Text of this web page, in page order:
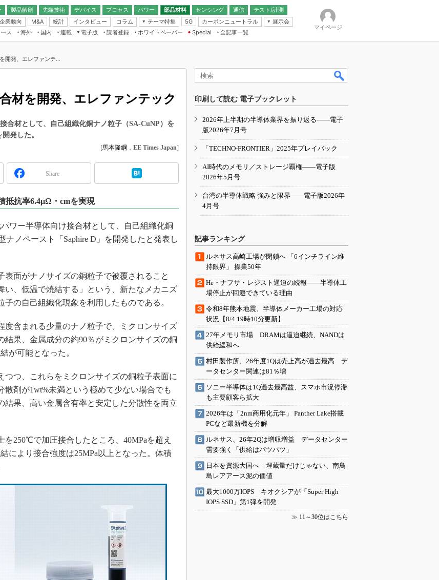
製品解剖
先端技術
デバイス
プロセス パワー 部品材料 センシング
通信
無線
テスト/計測
企業動向 M&A 統計 インタビュー コラム
テーマ特集
フィジカルAI
読者調査（EE Times Research）
電源設計（EDN Japan）
エレクトロニクス入門（EDN
5G カーボンニュートラル
展示会
IoT・エッジコンピューティング
EXPO
TECHNO-FRONTIER
人とくるま展
ス 海外 国内
連載
通信
プ
組み込みプレイバ
ニアの社会人大
Behind the
日本を救うのか
来展望」
いエンジニア」の
電子版
レット
読者登録 ホワイトペーパー
Special
全記事一覧
マイページ
開発、エレファンテ...
材を開発、エレファンテック
合材として、自己組織化銅ナノ粒子（SA-CuNP）を
発した。
[馬本隆綱 ， EE Times Japan]
Share
抵抗率6.4μΩ・cmを実現
ワー半導体向け接合材として、自己組織化銅
ノペースト「Saphire D」を開発したと発表し
面がナノサイズの銅粒子で被覆されること
い、低温で焼結する」という、新たなメカニズ
の自己組織化現象を利用したものである。
含まれる少量のナノ粒子で、ミクロンサイズ
果、金属成分の約90％がミクロンサイズの銅
が可能となった。
つ、これらをミクロンサイズの銅粒子表面に
剤が1wt%未満という極めて少ない場合でも
果、高い金属含有率と安定した分散性を両立
250℃で加圧接合したところ、40MPaを超え
により接合強度は25MPa以上となった。体積
印刷して読む 電子ブックレット
2026年上半期の半導体業界を振り返る――電子
版2026年7月号
「TECHNO-FRONTIER」2025年プレイバック
AI時代のメモリ／ストレージ覇権――電子版
2026年5月号
台湾の半導体戦略 強みと限界――電子版2026年
4月号
記事ランキング
ルネサス高崎工場が閉鎖へ 「6インチライン維
持限界」 操業50年
He・ナフサ・レジスト逼迫の続報――半導体工
場停止が回避できている理由
令和8年熊本地震、半導体メーカー工場の対応
状況【8/4 19時10分更新】
27年メモリ市場 DRAMは逼迫継続、NANDは
供給緩和へ
村田製作所、26年度1Qは売上高が過去最高 デ
ータセンター関連は81％増
ソニー半導体は1Q過去最高益、スマホ市況停滞
も主要顧客ら拡大
2026年は「2nm商用化元年」 Panther Lake搭載
PCなど最新機を分解
ルネサス、26年2Qは増収増益 データセンター
需要強く「供給はパツパツ」
日本を資源大国へ 埋蔵量だけじゃない、南鳥
島レアアース泥の価値
最大1000万IOPS キオクシアが「Super High
IOPS SSD」第1弾を開発
≫ 11～30位はこちら